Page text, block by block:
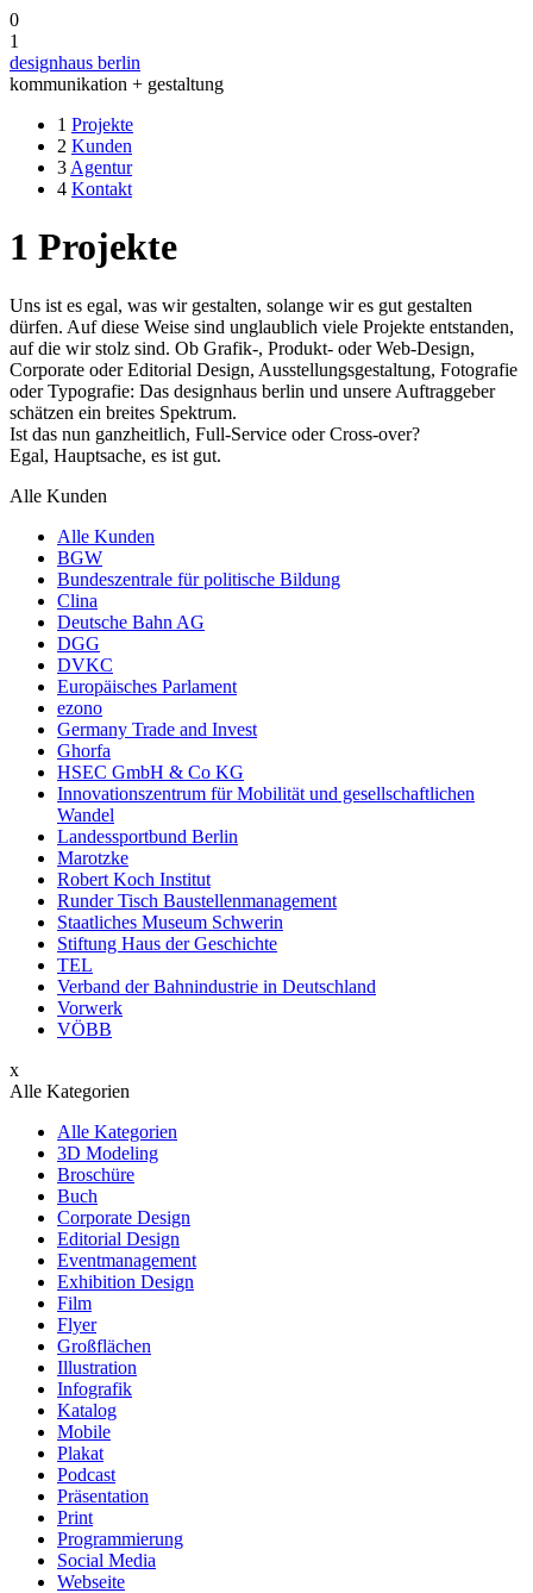
0
1
designhaus berlin
kommunikation + gestaltung
1 Projekte
2 Kunden
3 Agentur
4 Kontakt
1 Projekte
Uns ist es egal, was wir gestalten, solange wir es gut gestalten
dürfen. Auf diese Weise sind unglaublich viele Projekte entstanden,
auf die wir stolz sind. Ob Grafik-, Produkt- oder Web-Design,
Corporate oder Editorial Design, Ausstellungsgestaltung, Fotografie
oder Typografie: Das designhaus berlin und unsere Auftraggeber
schätzen ein breites Spektrum.
Ist das nun ganzheitlich, Full-Service oder Cross-over?
Egal, Hauptsache, es ist gut.
Alle Kunden
Alle Kunden
BGW
Bundeszentrale für politische Bildung
Clina
Deutsche Bahn AG
DGG
DVKC
Europäisches Parlament
ezono
Germany Trade and Invest
Ghorfa
HSEC GmbH & Co KG
Innovationszentrum für Mobilität und gesellschaftlichen
Wandel
Landessportbund Berlin
Marotzke
Robert Koch Institut
Runder Tisch Baustellenmanagement
Staatliches Museum Schwerin
Stiftung Haus der Geschichte
TEL
Verband der Bahnindustrie in Deutschland
Vorwerk
VÖBB
x
Alle Kategorien
Alle Kategorien
3D Modeling
Broschüre
Buch
Corporate Design
Editorial Design
Eventmanagement
Exhibition Design
Film
Flyer
Großflächen
Illustration
Infografik
Katalog
Mobile
Plakat
Podcast
Präsentation
Print
Programmierung
Social Media
Webseite